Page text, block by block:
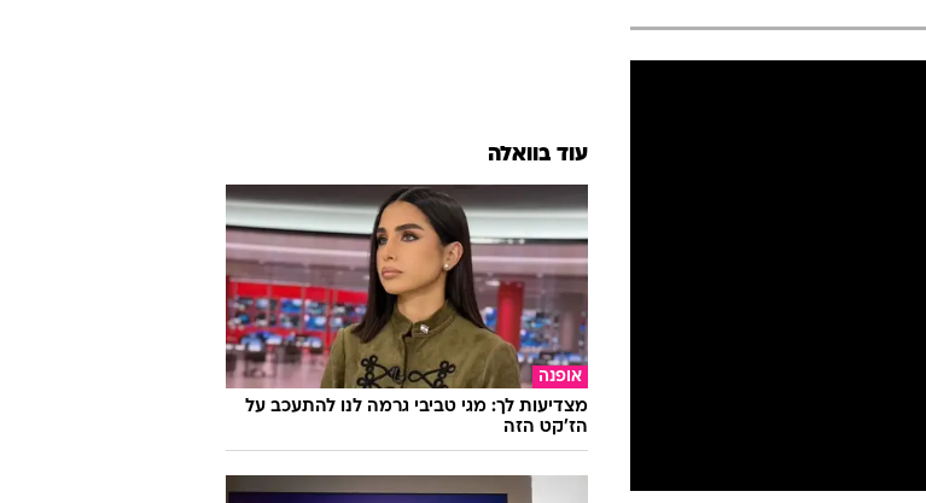
עוד בוואלה
אופנה
מצדיעות לך: מגי טביבי גרמה לנו להתעכב על
הז'קט הזה